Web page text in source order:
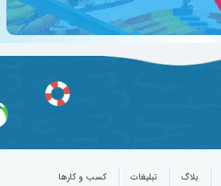
بلاگ تبلیغات کسب و کارها